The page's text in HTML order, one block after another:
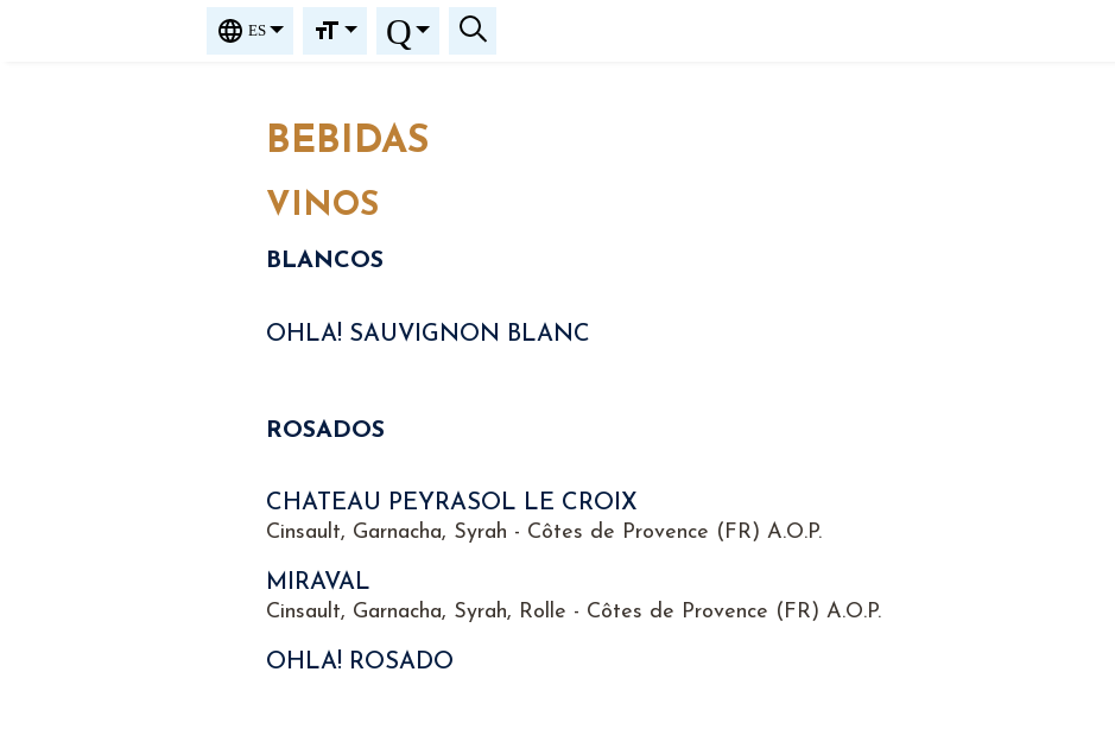
ES Q
BEBIDAS
VINOS
BLANCOS
OHLA! SAUVIGNON BLANC
ROSADOS
CHATEAU PEYRASOL LE CROIX
Cinsault, Garnacha, Syrah - Côtes de Provence (FR) A.O.P.
MIRAVAL
Cinsault, Garnacha, Syrah, Rolle - Côtes de Provence (FR) A.O.P.
OHLA! ROSADO